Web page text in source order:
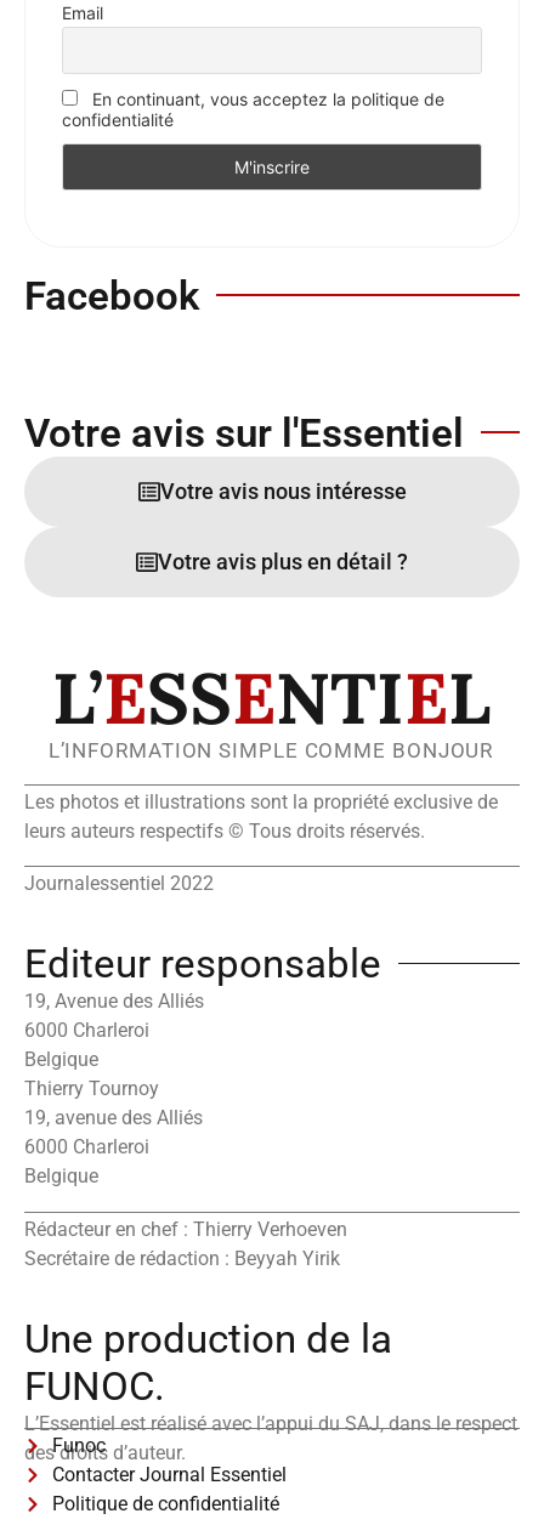
Email
En continuant, vous acceptez la politique de
confidentialité
Facebook
Votre avis sur l'Essentiel
Votre avis nous intéresse
Votre avis plus en détail ?
L’ESSENTIEL
L’INFORMATION SIMPLE COMME BONJOUR
Les photos et illustrations sont la propriété exclusive de
leurs auteurs respectifs © Tous droits réservés.
Journalessentiel 2022
Editeur responsable
19, Avenue des Alliés
6000 Charleroi
Belgique
Thierry Tournoy
19, avenue des Alliés
6000 Charleroi
Belgique
Rédacteur en chef : Thierry Verhoeven
Secrétaire de rédaction : Beyyah Yirik
Une production de la
FUNOC.
L’Essentiel est réalisé avec l’appui du SAJ, dans le respect
des droits d’auteur.
Funoc
Contacter Journal Essentiel
Politique de confidentialité